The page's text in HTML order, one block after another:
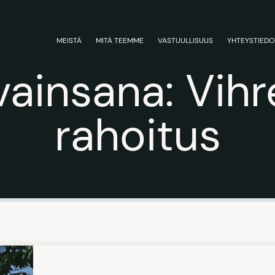
MEISTÄ MITÄ TEEMME VASTUULLISUUS
rahoitus